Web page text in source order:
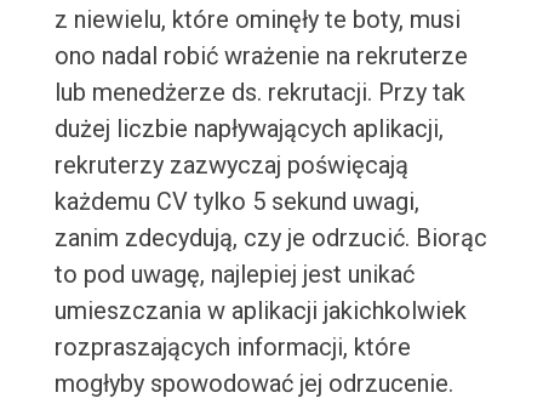
z niewielu, które ominęły te boty, musi
ono nadal robić wrażenie na rekruterze
lub menedżerze ds. rekrutacji. Przy tak
dużej liczbie napływających aplikacji,
rekruterzy zazwyczaj poświęcają
każdemu CV tylko 5 sekund uwagi,
zanim zdecydują, czy je odrzucić. Biorąc
to pod uwagę, najlepiej jest unikać
umieszczania w aplikacji jakichkolwiek
rozpraszających informacji, które
mogłyby spowodować jej odrzucenie.